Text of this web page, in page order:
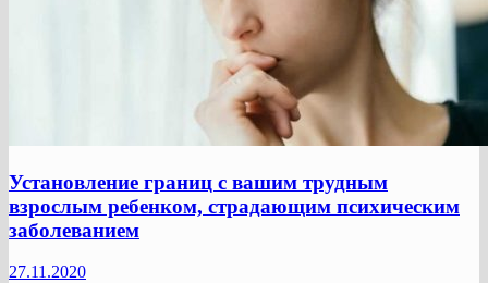
Установление границ с вашим трудным
взрослым ребенком, страдающим психическим
заболеванием
27.11.2020